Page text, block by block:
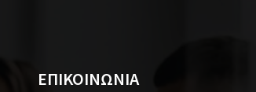
ΕΠΙΚΟΙΝΩΝΙΑ